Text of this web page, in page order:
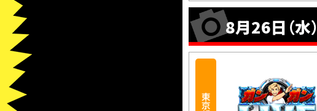
8月26日（水）